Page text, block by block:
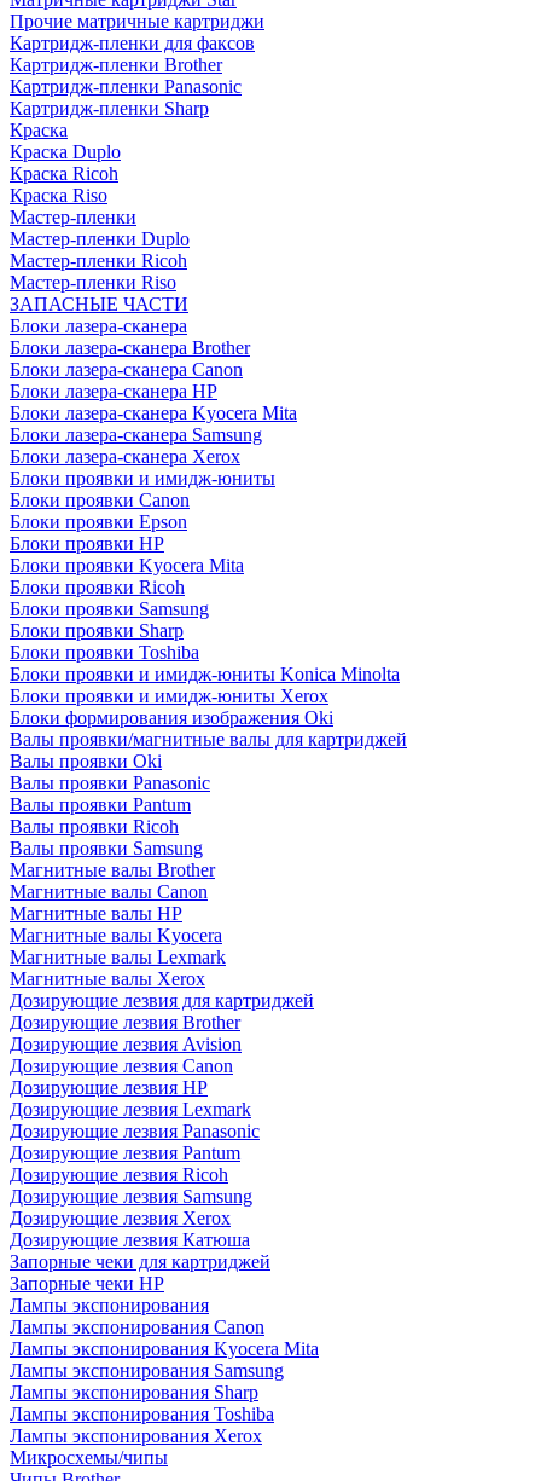
Прочие матричные картриджи
Картридж-пленки для факсов
Картридж-пленки Brother
Картридж-пленки Panasonic
Картридж-пленки Sharp
Краска
Краска Duplo
Краска Ricoh
Краска Riso
Мастер-пленки
Мастер-пленки Duplo
Мастер-пленки Ricoh
Мастер-пленки Riso
ЗАПАСНЫЕ ЧАСТИ
Блоки лазера-сканера
Блоки лазера-сканера Brother
Блоки лазера-сканера Canon
Блоки лазера-сканера HP
Блоки лазера-сканера Kyocera Mita
Блоки лазера-сканера Samsung
Блоки лазера-сканера Xerox
Блоки проявки и имидж-юниты
Блоки проявки Canon
Блоки проявки Epson
Блоки проявки HP
Блоки проявки Kyocera Mita
Блоки проявки Ricoh
Блоки проявки Samsung
Блоки проявки Sharp
Блоки проявки Toshiba
Блоки проявки и имидж-юниты Konica Minolta
Блоки проявки и имидж-юниты Xerox
Блоки формирования изображения Oki
Валы проявки/магнитные валы для картриджей
Валы проявки Oki
Валы проявки Panasonic
Валы проявки Pantum
Валы проявки Ricoh
Валы проявки Samsung
Магнитные валы Brother
Магнитные валы Canon
Магнитные валы HP
Магнитные валы Kyocera
Магнитные валы Lexmark
Магнитные валы Xerox
Дозирующие лезвия для картриджей
Дозирующие лезвия Brother
Дозирующие лезвия Avision
Дозирующие лезвия Canon
Дозирующие лезвия HP
Дозирующие лезвия Lexmark
Дозирующие лезвия Panasonic
Дозирующие лезвия Pantum
Дозирующие лезвия Ricoh
Дозирующие лезвия Samsung
Дозирующие лезвия Xerox
Дозирующие лезвия Катюша
Запорные чеки для картриджей
Запорные чеки HP
Лампы экспонирования
Лампы экспонирования Canon
Лампы экспонирования Kyocera Mita
Лампы экспонирования Samsung
Лампы экспонирования Sharp
Лампы экспонирования Toshiba
Лампы экспонирования Xerox
Микросхемы/чипы